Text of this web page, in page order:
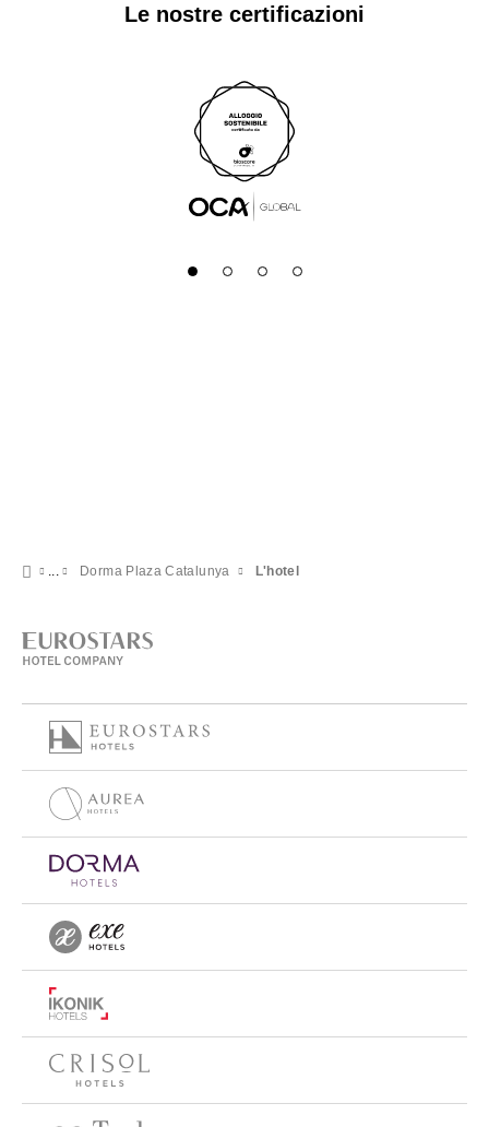
Le nostre certificazioni
Dorma Plaza Catalunya L'hotel